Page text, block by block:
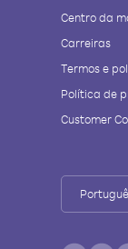
Centro da
Carreiras
Termos e
Política de
Customer